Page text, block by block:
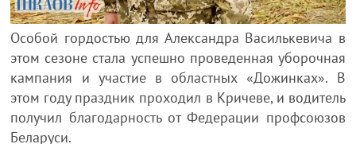
Особой гордостью для Александра Василькевича в
этом сезоне стала успешно проведенная уборочная
кампания и участие в областных «Дожинках». В
этом году праздник проходил в Кричеве, и водитель
получил благодарность от Федерации профсоюзов
Беларуси.